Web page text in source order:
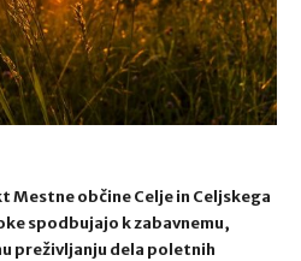
občine Celje in Celjskega
spodbujajo k zabavnemu,
preživljanju dela poletnih